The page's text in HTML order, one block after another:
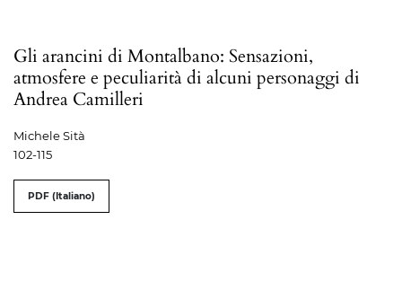
Gli arancini di Montalbano: Sensazioni,
atmosfere e peculiarità di alcuni personaggi di
Andrea Camilleri
Michele Sità
102-115
PDF (Italiano)